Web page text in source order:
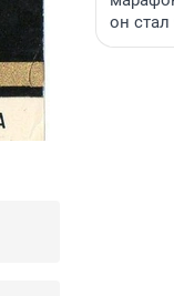
он